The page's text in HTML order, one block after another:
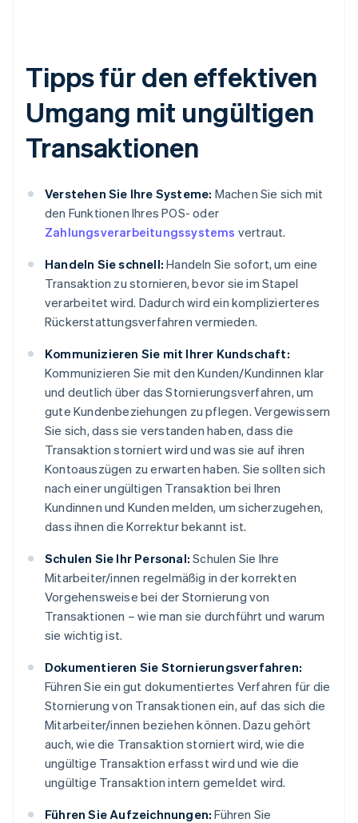
Tipps für den effektiven
Umgang mit ungültigen
Transaktionen
Verstehen Sie Ihre Systeme: Machen Sie sich mit
den Funktionen Ihres POS- oder
Zahlungsverarbeitungssystems vertraut.
Handeln Sie schnell: Handeln Sie sofort, um eine
Transaktion zu stornieren, bevor sie im Stapel
verarbeitet wird. Dadurch wird ein komplizierteres
Rückerstattungsverfahren vermieden.
Kommunizieren Sie mit Ihrer Kundschaft:
Kommunizieren Sie mit den Kunden/Kundinnen klar
und deutlich über das Stornierungsverfahren, um
gute Kundenbeziehungen zu pflegen. Vergewissern
Sie sich, dass sie verstanden haben, dass die
Transaktion storniert wird und was sie auf ihren
Kontoauszügen zu erwarten haben. Sie sollten sich
nach einer ungültigen Transaktion bei Ihren
Kundinnen und Kunden melden, um sicherzugehen,
dass ihnen die Korrektur bekannt ist.
Schulen Sie Ihr Personal: Schulen Sie Ihre
Mitarbeiter/innen regelmäßig in der korrekten
Vorgehensweise bei der Stornierung von
Transaktionen – wie man sie durchführt und warum
sie wichtig ist.
Dokumentieren Sie Stornierungsverfahren:
Führen Sie ein gut dokumentiertes Verfahren für die
Stornierung von Transaktionen ein, auf das sich die
Mitarbeiter/innen beziehen können. Dazu gehört
auch, wie die Transaktion storniert wird, wie die
ungültige Transaktion erfasst wird und wie die
ungültige Transaktion intern gemeldet wird.
Führen Sie Aufzeichnungen: Führen Sie